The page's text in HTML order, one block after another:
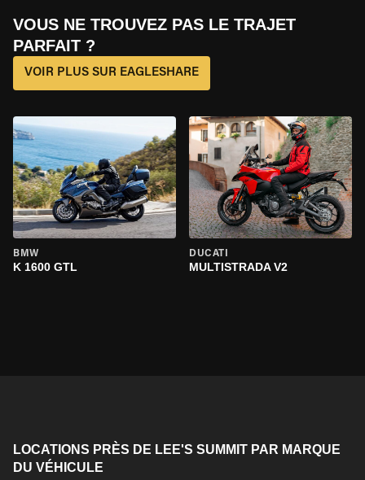
VOUS NE TROUVEZ PAS LE TRAJET
PARFAIT ?
VOIR PLUS SUR EAGLESHARE
BMW
K 1600 GTL
DUCATI
MULTISTRADA V2
LOCATIONS PRÈS DE LEE'S SUMMIT PAR MARQUE
DU VÉHICULE